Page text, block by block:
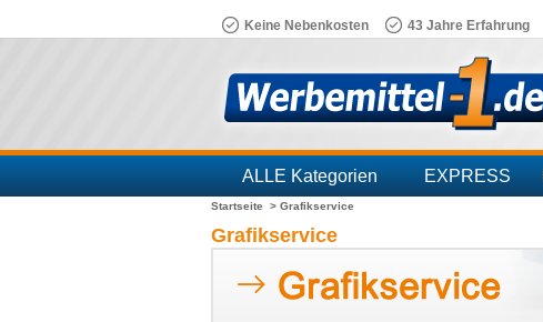
Keine Nebenkosten 43 Jahre Erfahrung
ALLE Kategorien EXPRESS
Branchen
Startseite > Grafikservice
Grafikservice